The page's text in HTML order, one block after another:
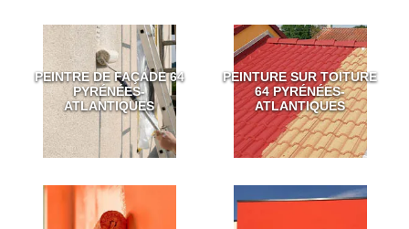
PEINTRE DE FAÇADE 64
PYRÉNÉES-
ATLANTIQUES
PEINTURE SUR TOITURE
64 PYRÉNÉES-
ATLANTIQUES